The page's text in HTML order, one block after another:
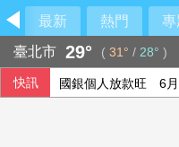
最新 熱門 專
臺北市 29° ( 31° / 28° )
快訊 國銀個人放款旺 6月